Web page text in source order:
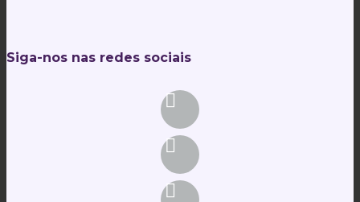
Siga-nos nas redes sociais